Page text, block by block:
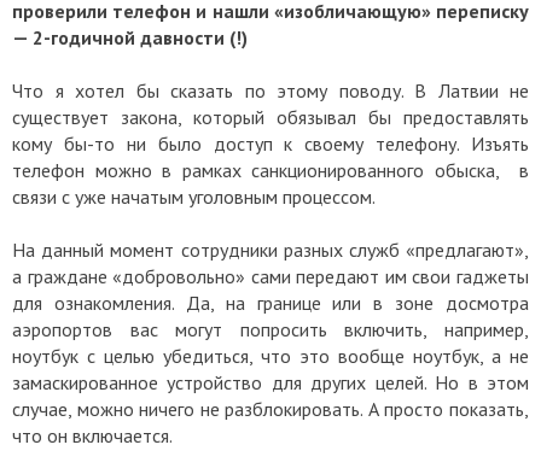
проверили телефон и нашли «изобличающую» переписку
— 2-годичной давности (!)
Что я хотел бы сказать по этому поводу. В Латвии не
существует закона, который обязывал бы предоставлять
кому бы-то ни было доступ к своему телефону. Изъять
телефон можно в рамках санкционированного обыска, в
связи с уже начатым уголовным процессом.
На данный момент сотрудники разных служб «предлагают»,
а граждане «добровольно» сами передают им свои гаджеты
для ознакомления. Да, на границе или в зоне досмотра
аэропортов вас могут попросить включить, например,
ноутбук с целью убедиться, что это вообще ноутбук, а не
замаскированное устройство для других целей. Но в этом
случае, можно ничего не разблокировать. А просто показать,
что он включается.